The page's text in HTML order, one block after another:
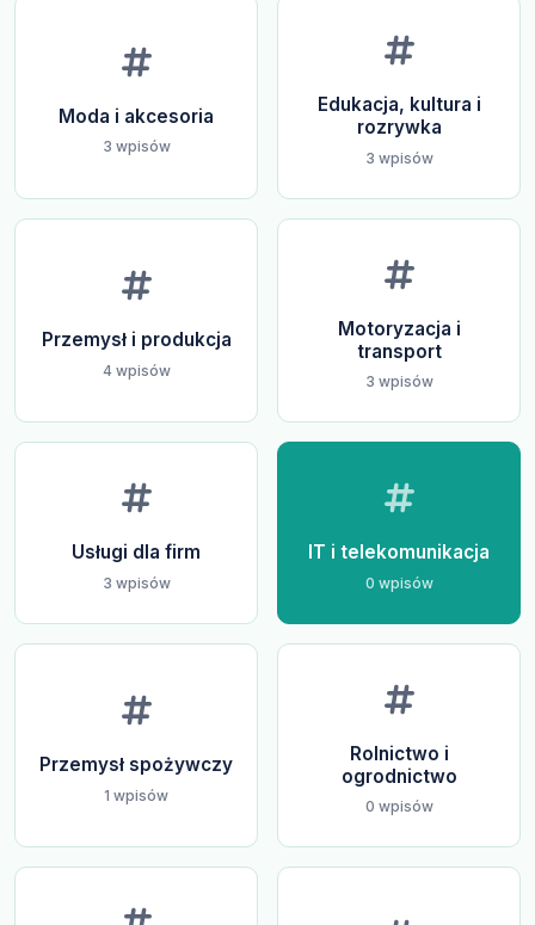
Moda i akcesoria
3 wpisów
Edukacja, kultura i
rozrywka
3 wpisów
Przemysł i produkcja
4 wpisów
Motoryzacja i
transport
3 wpisów
Usługi dla firm
3 wpisów
IT i telekomunikacja
0 wpisów
Przemysł spożywczy
1 wpisów
Rolnictwo i
ogrodnictwo
0 wpisów